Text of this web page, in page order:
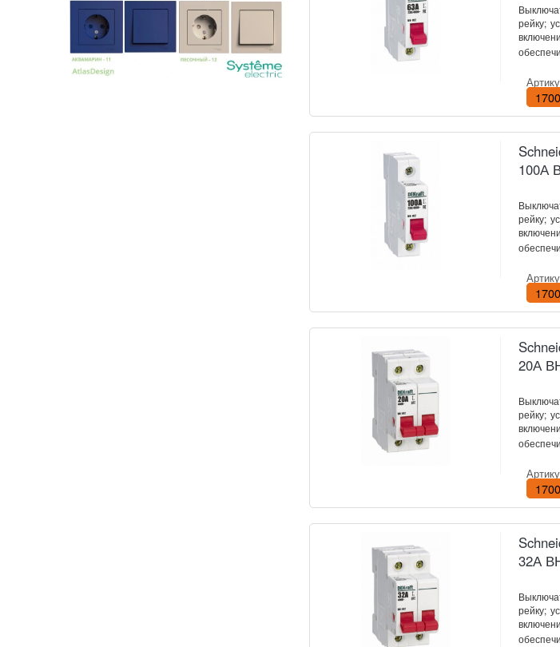
рейку;
100А
рейку;
20А
рейку;
32А
рейку;